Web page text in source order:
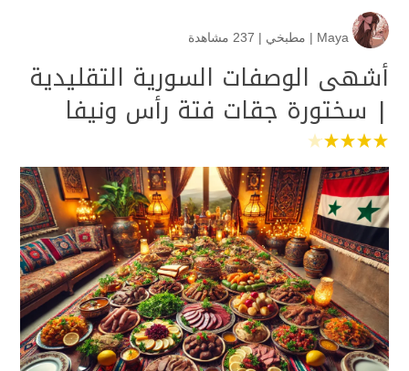
Maya
| مطبخي | 237 مشاهدة
أشهى الوصفات السورية التقليدية
| سختورة جقات فتة رأس ونيفا